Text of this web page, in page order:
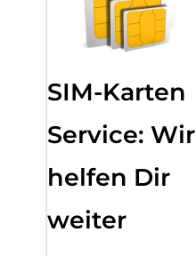
SIM-Karten
Service: Wir
helfen Dir
weiter